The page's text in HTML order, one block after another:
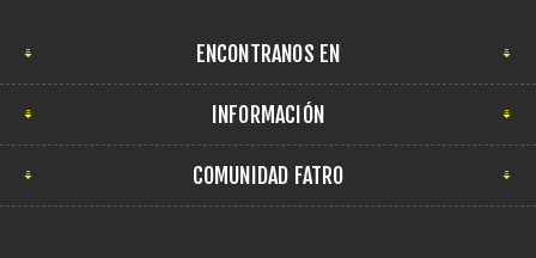
ENCONTRANOS EN
INFORMACIÓN
COMUNIDAD FATRO